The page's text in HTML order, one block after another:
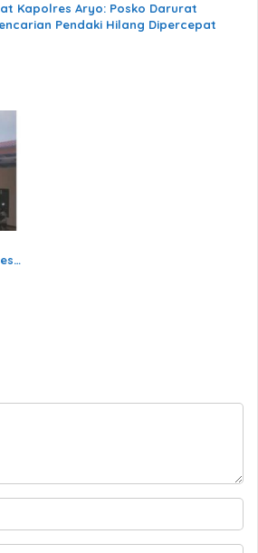
Kapolres Aryo: Posko Darurat
Pendaki Hilang Dipercepat